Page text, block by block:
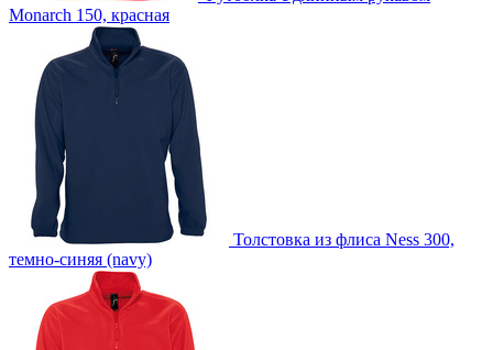
Monarch 150, красная
Толстовка из флиса Ness 300,
темно-синяя (navy)